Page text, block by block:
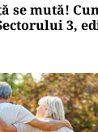
se mută!
3,